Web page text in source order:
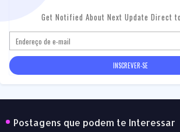
Get Notified About Next Update Direct
Postagens que podem te Interessar